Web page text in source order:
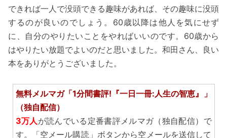
できれば一人で没頭できる趣味があれば、その趣味に没頭
するのが良いのでしょう。60歳以降は他人を気にせず
に、自分のやりたいことをやればいいのです。60歳から
はやりたい放題でよいのだと思いました。和田さん、良い
本をありがとうございました。
無料メルマガ「1分間書評!『一日一冊:人生の智恵』」
（独自配信）
3万人 が読んでいる定番書評メルマガ（独自配信）で
す。「空メール購読」ボタンから空メールを送信して